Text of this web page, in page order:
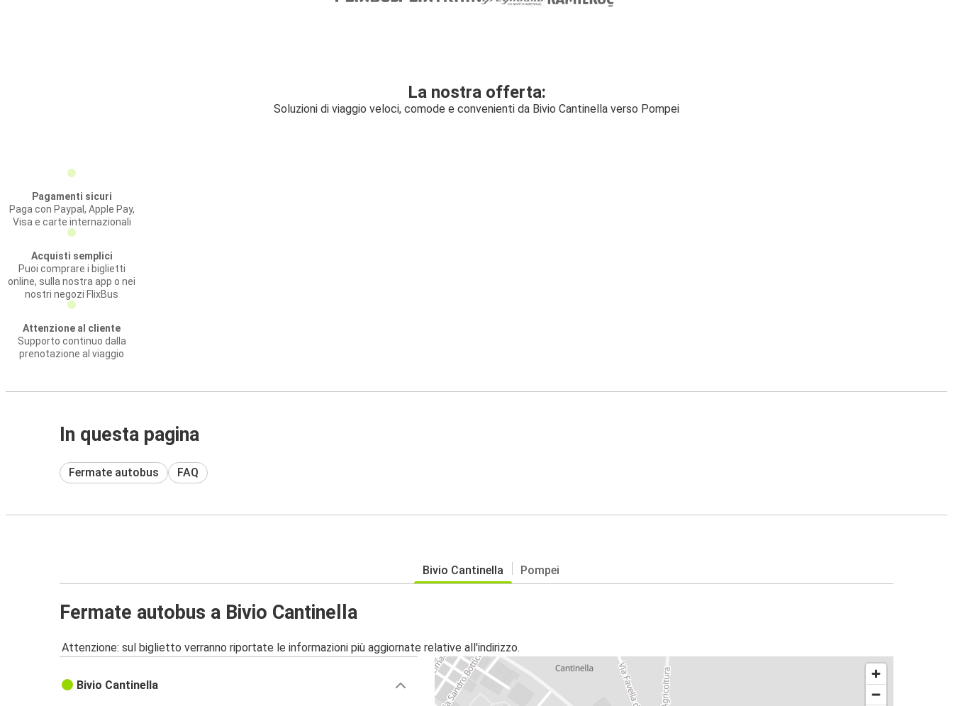
La nostra offerta:
Soluzioni di viaggio veloci, comode e convenienti da Bivio Cantinella verso Pompei
Pagamenti sicuri
Paga con Paypal, Apple Pay,
Visa e carte internazionali
Acquisti semplici
Puoi comprare i biglietti
online, sulla nostra app o nei
nostri negozi FlixBus
Attenzione al cliente
Supporto continuo dalla
prenotazione al viaggio
In questa pagina
Fermate autobus FAQ
Bivio Cantinella Pompei
Fermate autobus a Bivio Cantinella
Attenzione: sul biglietto verranno riportate le informazioni più aggiornate relative all'indirizzo.
Bivio Cantinella